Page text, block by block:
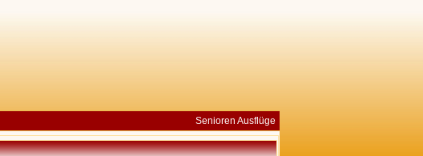
Senioren Ausflüge